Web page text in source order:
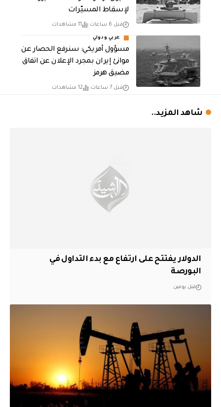
لإسقاط المسيّرات
قبل 6 ساعات 11 مشاهدات
عربي ودولي
مسؤول أمريكي: سنرفع الحصار عن
موانئ إيران بمجرد الإعلان عن اتفاق
مضيق هرمز
قبل 7 ساعات 12 مشاهدات
شاهد المزيد..
الدولار يفتتح على ارتفاع مع بدء التداول في
البورصة
قبل يومين